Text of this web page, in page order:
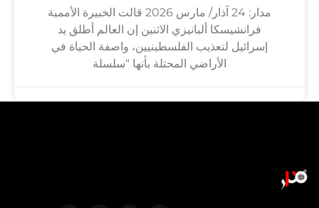
مدار: 24 آذار/ مارس 2026 قالت الخبيرة الأممية
فرانشيسكا ألبانيزي الاثنين إن العالم أطلق يد
إسرائيل لتعذيب الفلسطينيين، واصفة الحياة في
الأراضي المحتلة بأنها “سلسلة